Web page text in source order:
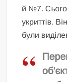
й №7.
укриттів.
були